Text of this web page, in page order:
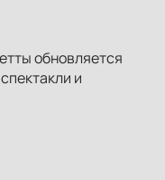
обновляется
и